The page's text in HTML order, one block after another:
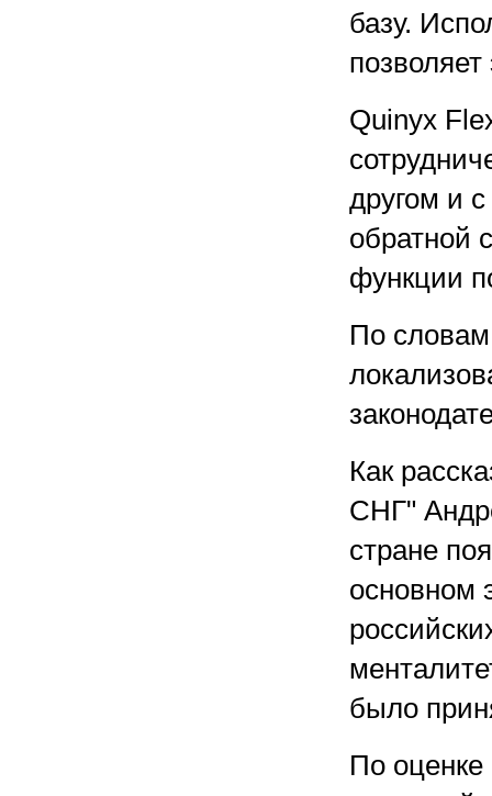
базу.
Quinyx
другом и
обратной
функции
По
Как
СНГ"
стране
основном
было
По оценке